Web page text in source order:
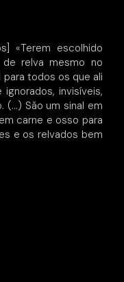
«Terem escolhido
de relva mesmo no
todos os que ali
invisíveis,
(…) São um sinal em
carne e osso para
e os relvados bem